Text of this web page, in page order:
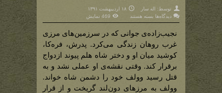
توسط: اله سار
۱۸ اردیبهشت ۱۳۹۱
دیدگاه‌ها برای
روهان)
بسته هستند 469 نمایش
نجیب‌زاده‌ی جوانی که در سرزمین‌های مرزی
غرب روهان زندگی می‌کرد. پدرش، فره‌کا،
کوشید میان او و دختر شاه هلم پیوند ازدواج
برقرار کند. وقتی نقشه‌ی او عملی نشد و به
قتل رسید وولف خود را دشمن شاه خواند.
وولف به مرزهای دون‌لند گریخت و از قرار